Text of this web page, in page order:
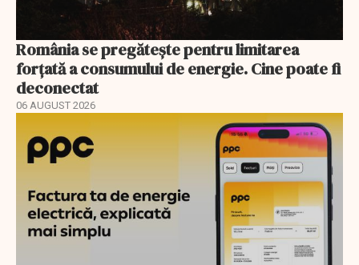
România se pregătește pentru limitarea
forțată a consumului de energie. Cine poate fi
deconectat
06 AUGUST 2026